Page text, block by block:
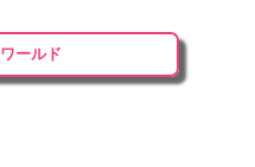
ールド